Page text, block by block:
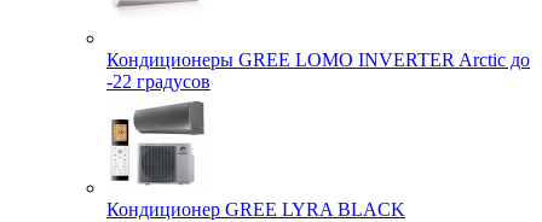
Кондиционеры GREE LOMO INVERTER Arctic до
-22 градусов
Кондиционер GREE LYRA BLACK